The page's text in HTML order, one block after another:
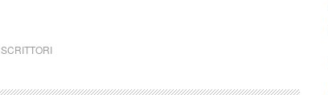
SCRITTORI